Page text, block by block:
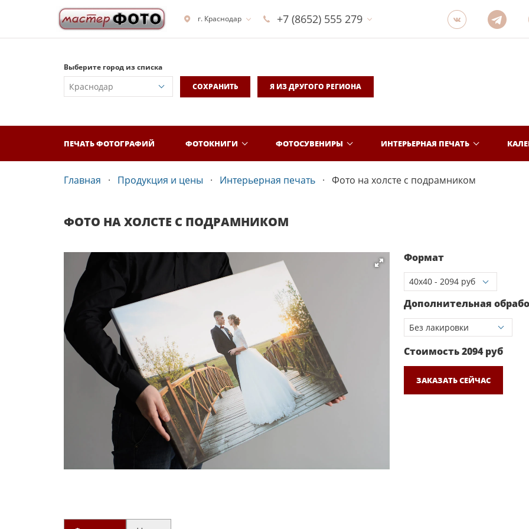
г. Краснодар +7 (8652) 555 279
Выберите город из списка
СОХРАНИТЬ
Я ИЗ ДРУГОГО РЕГИОНА
ПЕЧАТЬ ФОТОГРАФИЙ ФОТОКНИГИ ФОТОСУВЕНИРЫ ИНТЕРЬЕРНАЯ ПЕЧАТЬ
Главная Продукция и цены Интерьерная печать Фото на холсте с подрамником
ФОТО НА ХОЛСТЕ С ПОДРАМНИКОМ
Формат
Дополнительная
Стоимость2094 руб
ЗАКАЗАТЬ СЕЙЧАС